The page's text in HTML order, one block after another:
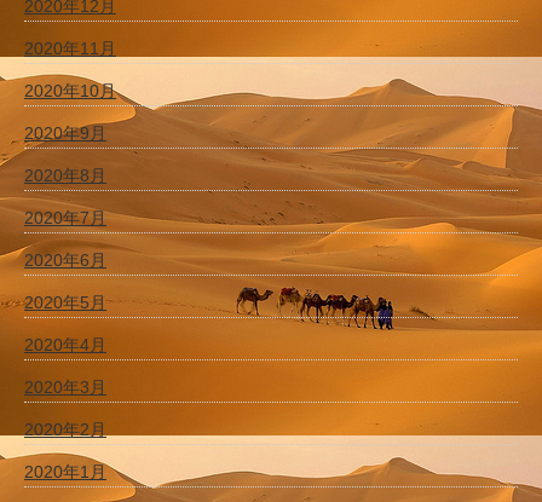
2020年12月
2020年11月
2020年10月
2020年9月
2020年8月
2020年7月
2020年6月
2020年5月
2020年4月
2020年3月
2020年2月
2020年1月